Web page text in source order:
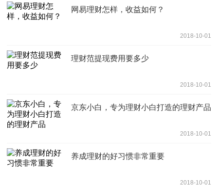
网易理财怎样，收益如何？
2018-10-01
理财范提现费用要多少
2018-10-01
京东小白，专为理财小白打造的理财产品
2018-10-01
养成理财的好习惯非常重要
2018-10-01